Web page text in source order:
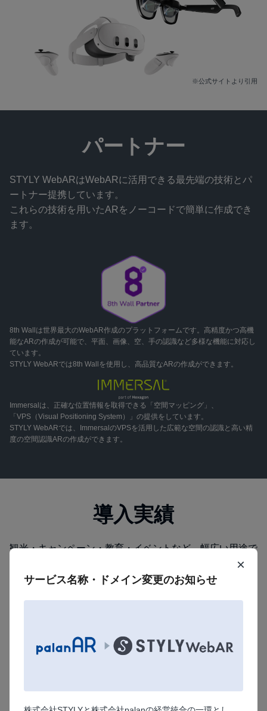
×
サービス名称・ドメイン変更のお知らせ
※公式サイトより引用
パートナー
STYLY WebARはWebARに活用できる最先端の技術とパ
ートナー提携しています。
これらの技術を用いたARをノーコードで簡単に作成でき
ます。
8th Wall は世界最大のWebAR作成のプラットフォームです。高精度かつ高機
能なARの作成が可能で、平面、画像、空、手の認識など多様な機能に対応し
ています。
STYLY WebARでは8th Wallを使用し、高品質なARの作成ができます。
Immersal は、正確な位置情報を取得できる「空間マッピング」、
「VPS（Visual Positioning System）」の提供をしています。
STYLY WebARでは、ImmersalのVPSを活用した広範な空間の認識と高い精
度の空間認識ARの作成ができます。
導入実績
観光・キャンペーン・教育・イベントなど、幅広い用途で
ご利用いただき、延べ250万人以上の方に体験頂いていま
す。